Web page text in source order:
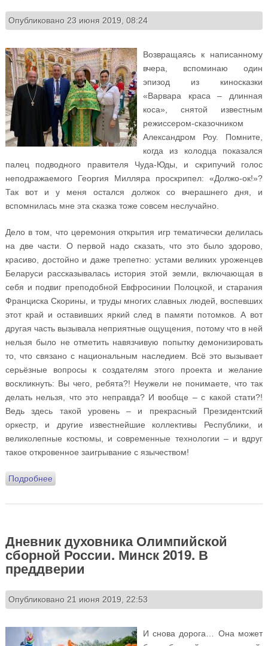
Опубликовано 23 июня 2019, 08:24
Возвращаясь к написанному
вчера, вспоминаю один
эпизод из киносказки
«Варвара краса – длинная
коса», снятой известным
режиссером-сказочником
Александром Роу. Помните,
когда из колодца показался
палец подводного правителя Чуда-Юды, и скрипучий голос
неподражаемого Георгия Милляра проскрипел: «Должо-ок!»?
Так вот и у меня остался должок со вчерашнего дня, и
вспомнилась мне эта сказка тоже совсем неслучайно.
Дело в том, что церемония открытия игр тематически делилась
на две части. О первой надо сказать, что это было здорово,
красиво, достойно и даже трепетно: устами великих уроженцев
Беларуси рассказывалась история этой земли, включающая в
себя и подвиг преподобной Евфросинии Полоцкой, и старания
Франциска Скорины, и труды многих славных людей, воспевших
этот край и оставивших яркий след в памяти потомков. А вот
другая часть вызывала неприятные ощущения, потому что в ней
нельзя было не отметить навязчивую попытку демонизировать
то, что связано с национальным наследием. Всё это вызывает
серьёзные вопросы к создателям этого проекта и желание
воскликнуть: Вы чего, ребята?! Неужели не понимаете, что так
делать нельзя, что это неправда? И вообще – с какой стати?!
Ведь здесь такой уровень – и прекрасный Президентский
оркестр, и другие известнейшие коллективы Республики, и
великолепные костюмы, и современные технологии – и вдруг
такое откровенное заигрывание с язычеством!
Подробнеео Дневник духовника Олимпийской сборной России.
Дневник духовника Олимпийской
сборной России. Минск 2019. В
преддверии
Опубликовано 21 июня 2019, 22:53
И снова дорога… Она может